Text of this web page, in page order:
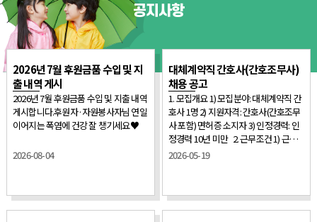
공지사항
2026년 7월 후원금품 수입 및 지
출 내역 게시
2026년 7월 후원금품 수입 및 지출 내역
게시합니다.후원자·자원봉사자님 연일
이어지는 폭염에 건강 잘 챙기세요♥
2026-08-04
대체계약직 간호사(간호조무사)
채용 공고
1. 모집개요 1) 모집분야: 대체계약직 간
호사 1명 2) 지원자격: 간호사(간호조무
사 포함) 면허증 소지자 3) 인정경력: 인
정경력 10년 미만 2. 근무조건 1) 근무
기간: 2026.06.15.~2027.09.12.(약 1년 3
지원) 3) 급여수준: 서울특별시 장애인거
2026-05-19